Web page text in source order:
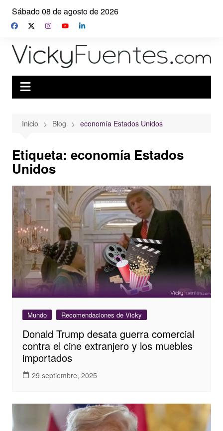
Saltar
contenido
Sábado 08 de agosto de 2026
Inicio Blog economía Estados Unidos
Etiqueta: economía Estados
Unidos
Mundo Recomendaciones de Vicky
Donald Trump desata guerra comercial
contra el cine extranjero y los muebles
importados
29 septiembre, 2025